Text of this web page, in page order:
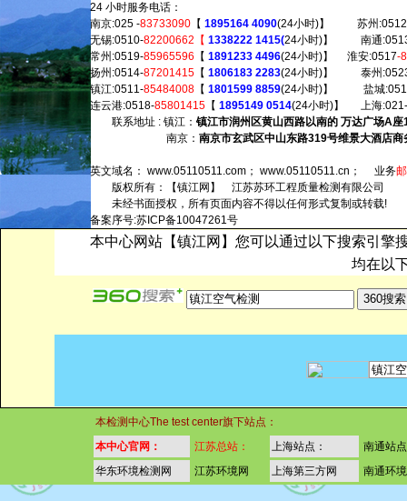
24 小时服务电话：
南京:025 -83733090 【 1895164 4090(24小时)】 苏州
无锡:0510-82200662【 1338222 1415(24小时)】 南通
常州:0519-85965596 【 1891233 4496(24小时)】 淮安:0517-
扬州:0514-87201415 【1806183 2283(24小时)】 泰州
镇江:0511-85484008 【1801599 8859(24小时)】 盐城
连云港:0518-85801415 【 1895149 0514(24小时)】 上海
联系地址 : 镇江：镇江市润州区黄山西路以南的 万达广场A座
南京：南京市玄武区中山东路319号维景大酒店
英文域名：www.05110511.com ；www.05110511.cn ； 业务
版权所有：【镇江网】 江苏苏环工程质量检测有限公司
未经书面授权，所有页面内容不得以任何形式复制或转载!
备案序号:苏ICP备10047261号
本中心网站【镇江网】您可以通过以下搜索引擎
均在以
本检测中心The test center旗下站点：
本中心官网：
江苏总站： 上海站点：
南通站
华东环境检测网
江苏环境网 上海第三方网 南通环